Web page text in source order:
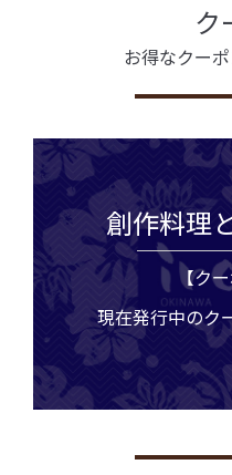
ク
お得なクー
創作料理
【ク
現在発行中のク